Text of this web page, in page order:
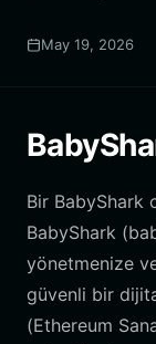
May 19, 2026
Bir BabyShark
BabyShark
yönetmenize
güvenli bir
(Ethereum